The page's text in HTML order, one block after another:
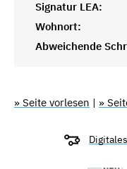
Signatur LEA:
Wohnort:
Abweichende
» Seite vorlesen | »